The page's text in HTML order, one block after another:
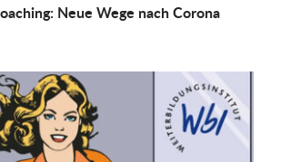
Neue Wege nach Corona